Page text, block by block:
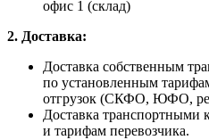
офис 1 (склад)
2. Доставка:
Доставка собственным
по установленным
отгрузок (СКФО, ЮФО,
Доставка транспортными
и тарифам перевозчика.